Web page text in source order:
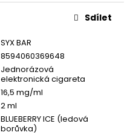
SYX BAR
8594060369648
Jednorázová
elektronická cigareta
16,5 mg/ml
2 ml
BLUEBERRY ICE (ledová
borůvka)
Sdílet